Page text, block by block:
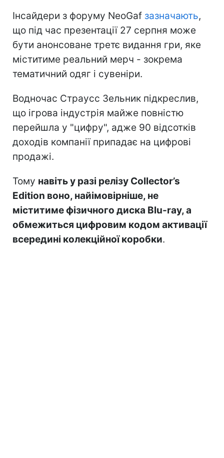
Інсайдери з форуму NeoGaf зазначають,
що під час презентації 27 серпня може
бути анонсоване третє видання гри, яке
міститиме реальний мерч - зокрема
тематичний одяг і сувеніри.
Водночас Страусс Зельник підкреслив,
що ігрова індустрія майже повністю
перейшла у "цифру", адже 90 відсотків
доходів компанії припадає на цифрові
продажі.
Тому навіть у разі релізу Collector’s
Edition воно, найімовірніше, не
міститиме фізичного диска Blu-ray, а
обмежиться цифровим кодом активації
всередині колекційної коробки.